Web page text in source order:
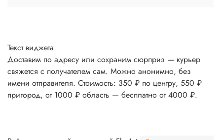
Текст виджета
Доставим по адресу или сохраним сюрприз — курьер
свяжется с получателем сам. Можно анонимно, без
имени отправителя. Стоимость: 350 ₽ по центру, 550 ₽
пригород, от 1000 ₽ область — бесплатно от 4000 ₽.